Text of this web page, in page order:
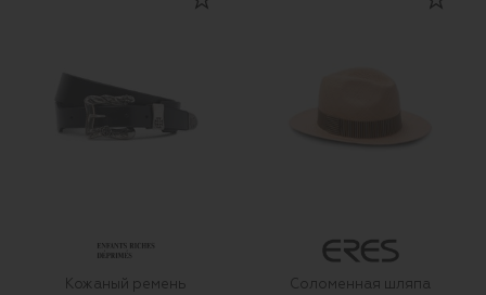
Кожаный ремень
Соломенная шляпа